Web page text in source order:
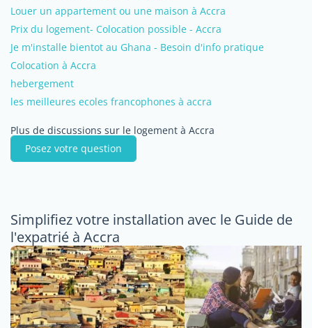
Louer un appartement ou une maison à Accra
Prix du logement- Colocation possible - Accra
Je m'installe bientot au Ghana - Besoin d'info pratique
Colocation à Accra
hebergement
les meilleures ecoles francophones à accra
Plus de discussions sur le logement à Accra
Posez votre question
Simplifiez votre installation avec le Guide de
l'expatrié à Accra